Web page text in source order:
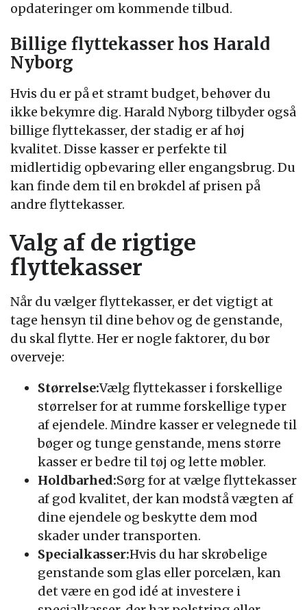
opdateringer om kommende tilbud.
Billige flyttekasser hos Harald
Nyborg
Hvis du er på et stramt budget, behøver du
ikke bekymre dig. Harald Nyborg tilbyder også
billige flyttekasser, der stadig er af høj
kvalitet. Disse kasser er perfekte til
midlertidig opbevaring eller engangsbrug. Du
kan finde dem til en brøkdel af prisen på
andre flyttekasser.
Valg af de rigtige
flyttekasser
Når du vælger flyttekasser, er det vigtigt at
tage hensyn til dine behov og de genstande,
du skal flytte. Her er nogle faktorer, du bør
overveje:
Størrelse:Vælg flyttekasser i forskellige
størrelser for at rumme forskellige typer
af ejendele. Mindre kasser er velegnede til
bøger og tunge genstande, mens større
kasser er bedre til tøj og lette møbler.
Holdbarhed:Sørg for at vælge flyttekasser
af god kvalitet, der kan modstå vægten af
dine ejendele og beskytte dem mod
skader under transporten.
Specialkasser:Hvis du har skrøbelige
genstande som glas eller porcelæn, kan
det være en god idé at investere i